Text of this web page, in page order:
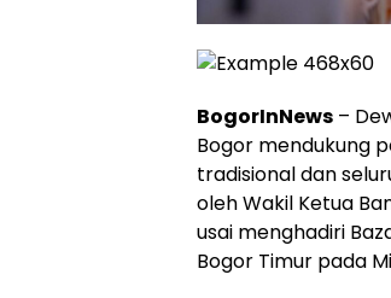
BogorInNews –
Bogor mendukung
tradisional dan
oleh Wakil Ketua
usai menghadiri
Bogor Timur pada